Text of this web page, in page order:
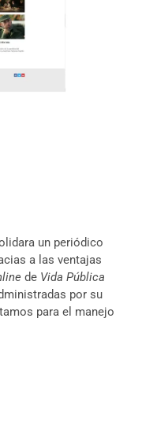
un periódico
a las ventajas
de Vida Pública
por su
para el manejo